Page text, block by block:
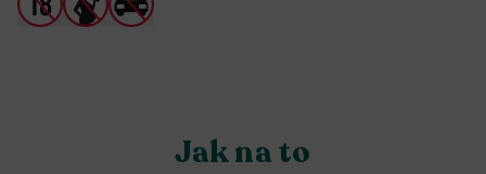
Jak na to